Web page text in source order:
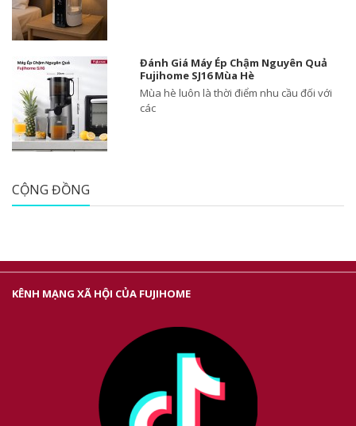
Đánh Giá Máy Ép Chậm Nguyên Quả
Fujihome SJ16 Mùa Hè
Mùa hè luôn là thời điểm nhu cầu đối với
các
CỘNG ĐỒNG
KÊNH MẠNG XÃ HỘI CỦA FUJIHOME